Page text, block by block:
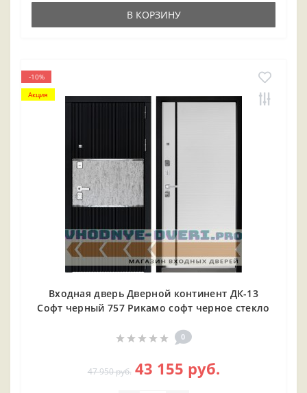
В КОРЗИНУ
-10%
Акция
Входная дверь Дверной континент ДК-13
Софт черный 757 Рикамо софт черное стекло
0
47 950 руб. 43 155 руб.